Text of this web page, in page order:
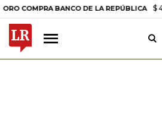
BANCO DE LA REPÚBLICA $